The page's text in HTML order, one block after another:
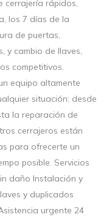
cerrajería rápidos,
los 7 días de la
de puertas,
y cambio de llaves,
competitivos.
equipo altamente
situación: desde
la reparación de
cerrajeros están
para ofrecerte un
posible. Servicios
daño Instalación y
y duplicados
urgente 24